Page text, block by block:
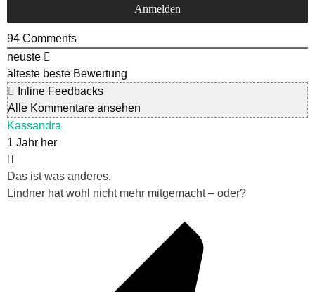
94 Comments
neuste
älteste beste Bewertung
Inline Feedbacks
Alle Kommentare ansehen
Kassandra
1 Jahr her
Das ist was anderes.
Lindner hat wohl nicht mehr mitgemacht – oder?